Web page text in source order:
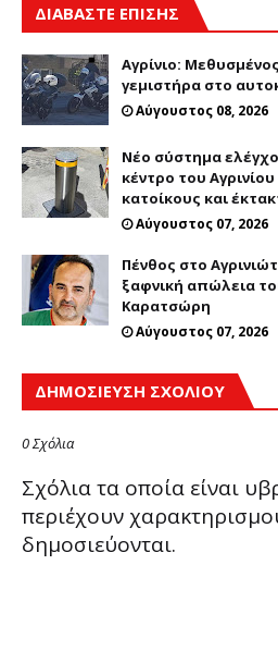
ΔΙΑΒΑΣΤΕ ΕΠΙΣΗΣ
Αγρίνιο:
γεμιστήρα στο
Αύγουστος 08, 2026
Νέο σύστημα
κέντρο του Αγρινίου
κατοίκους και
Αύγουστος 07, 2026
Πένθος στο
ξαφνική απώλεια
Καρατσώρη
Αύγουστος 07, 2026
ΔΗΜΟΣΊΕΥΣΗ ΣΧΟΛΊΟΥ
0 Σχόλια
Σχόλια τα οποία είναι
περιέχουν
δημοσιεύονται.